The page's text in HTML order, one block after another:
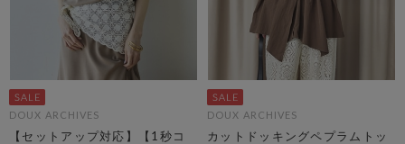
DOUX ARCHIVES
【セットアップ対応】【1秒コ
DOUX ARCHIVES
カットドッキングペプラムトッ